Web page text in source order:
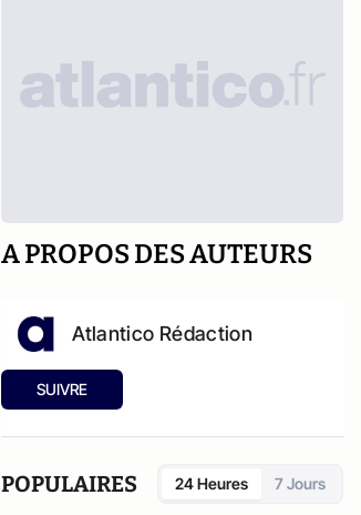
A PROPOS DES AUTEURS
Atlantico Rédaction
SUIVRE
POPULAIRES 24 Heures 7 Jours